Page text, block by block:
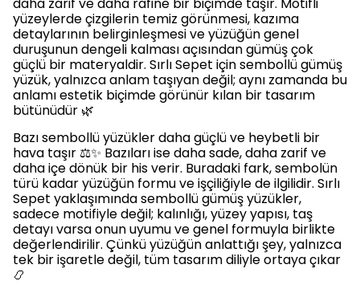
yüzeylerde çizgilerin temiz görünmesi, kazıma
detaylarının belirginleşmesi ve yüzüğün genel
duruşunun dengeli kalması açısından gümüş çok
güçlü bir materyaldir. Sırlı Sepet için sembollü gümüş
yüzük, yalnızca anlam taşıyan değil; aynı zamanda bu
anlamı estetik biçimde görünür kılan bir tasarım
bütünüdür 🌿
Bazı sembollü yüzükler daha güçlü ve heybetli bir
hava taşır ⚖️✨ Bazıları ise daha sade, daha zarif ve
daha içe dönük bir his verir. Buradaki fark, sembolün
türü kadar yüzüğün formu ve işçiliğiyle de ilgilidir. Sırlı
Sepet yaklaşımında sembollü gümüş yüzükler,
sadece motifiyle değil; kalınlığı, yüzey yapısı, taş
detayı varsa onun uyumu ve genel formuyla birlikte
değerlendirilir. Çünkü yüzüğün anlattığı şey, yalnızca
tek bir işaretle değil, tüm tasarım diliyle ortaya çıkar
📿